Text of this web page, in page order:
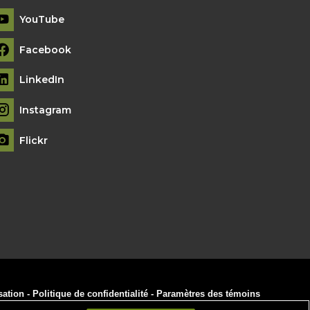
YouTube
Facebook
LinkedIn
Instagram
Flickr
- Politique de confidentialité - Paramètres des témoins